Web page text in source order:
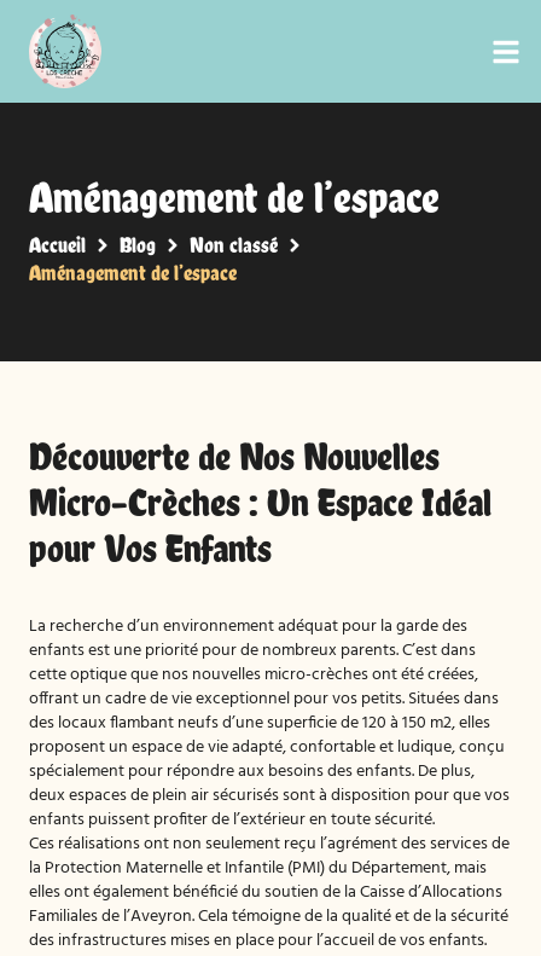
Aménagement de l’espace
Accueil Blog
Non classé
Aménagement de l’espace
Découverte de Nos Nouvelles
Micro-Crèches : Un Espace Idéal
pour Vos Enfants
La recherche d’un environnement adéquat pour la garde des
enfants est une priorité pour de nombreux parents. C’est dans
cette optique que nos nouvelles micro-crèches ont été créées,
offrant un cadre de vie exceptionnel pour vos petits. Situées dans
des locaux flambant neufs d’une superficie de 120 à 150 m2, elles
proposent un espace de vie adapté, confortable et ludique, conçu
spécialement pour répondre aux besoins des enfants. De plus,
deux espaces de plein air sécurisés sont à disposition pour que vos
enfants puissent profiter de l’extérieur en toute sécurité.
Ces réalisations ont non seulement reçu l’agrément des services de
la Protection Maternelle et Infantile (PMI) du Département, mais
elles ont également bénéficié du soutien de la Caisse d’Allocations
Familiales de l’Aveyron. Cela témoigne de la qualité et de la sécurité
des infrastructures mises en place pour l’accueil de vos enfants.